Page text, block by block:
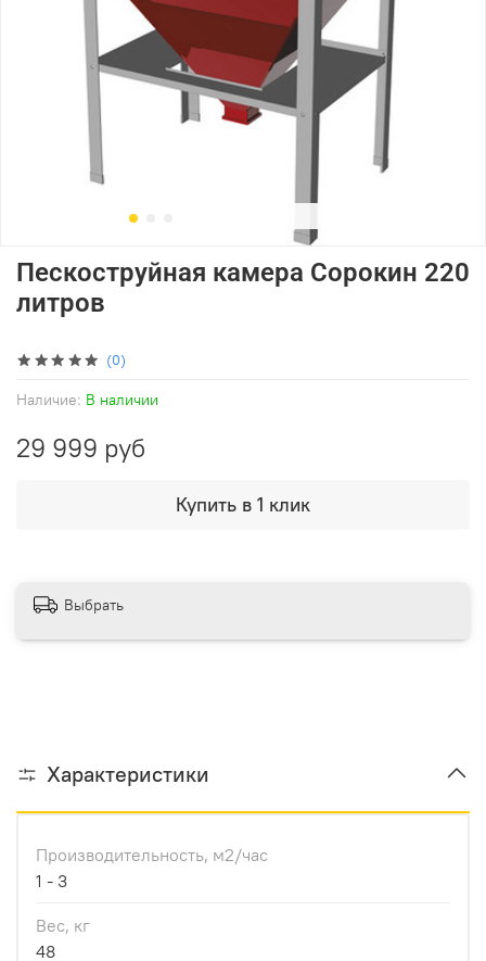
(0)
Наличие: В наличии
Пескоструйная камера Сорокин 220
литров
29 999 руб
Купить в 1 клик
Выбрать
Характеристики
Производительноcть, м2/час
1 - 3
Вес, кг
48